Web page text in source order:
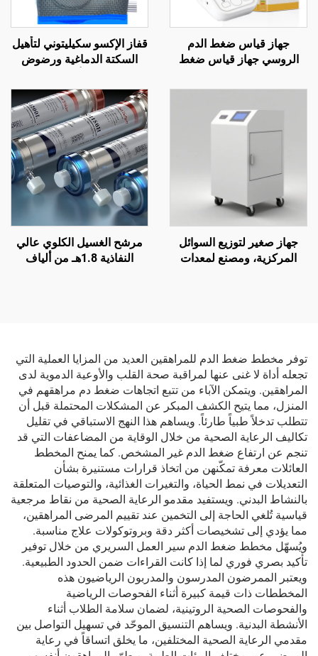
جهاز قياس ضغط الدم
الروسي جهاز قياس ضغط
قياس ضغط الدم عبر اليو إس
قفاز الإكسو سكيليتوني لتأهيل
السكتة الدماغية ورضوض
جهاز صغير لتوزيع السوائل
المركزية، ومصنع لمعدات
مرشح الغسيل الكلوي عالي
النفاذية 1.8هـ من ألياف
توفر مخطط ضغط الدم للمراهقين العديد من المزايا العملية التي
تجعله أداة لا غنى عنها لمراقبة صحة القلب والأوعية الدموية لدى
المراهقين. ويتمكن الآباء من تتبع اتجاهات ضغط دم مراهقهم في
المنزل، مما يتيح الكشف المبكر عن المشكلات المحتملة قبل أن
تتطلب تدخلاً طبياً طارئاً. ويساهم هذا النهج الاستباقي في تقليل
تكاليف الرعاية الصحية من خلال الوقاية من المضاعفات التي قد
تنجم عن ارتفاع ضغط الدم غير المشخص. كما يمنح المخطط
العائلات معرفة تمكّنهن من اتخاذ قرارات مستنيرة بشأن
التعديلات في نمط الحياة، والتغيرات الغذائية، والتوصيات المتعلقة
بالنشاط البدني. ويستفيد مقدمو الرعاية الصحية من نقاط مرجعية
قياسية تُلغي الحاجة إلى التخمين عند تقييم المرضى المراهقين،
مما يؤدي إلى تشخيصات أكثر دقة وبروتوكولات علاج مناسبة.
ويُسهّل مخطط ضغط الدم سير العمل السريري من خلال توفير
تأكيد بصري فوري لما إذا كانت القراءات ضمن الحدود الطبيعية.
ويعتبر الممرضون المدرسون والمدربون الرياضيون هذه
المخططات ذات قيمة كبيرة أثناء الفحوصات الرياضية
والفحوصات الصحية الروتينية، لضمان سلامة الطلاب أثناء
الأنشطة البدنية. ويساهم التنسيق الموحّد في تسهيل التواصل بين
مقدمي الرعاية الصحية المختلفين، ما يخلق اتساقاً في رعاية